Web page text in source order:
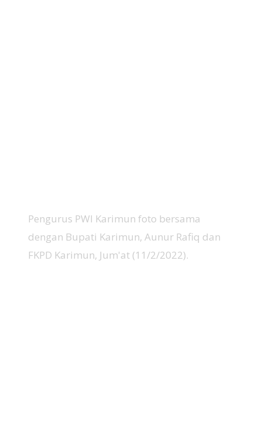
Pengurus PWI Karimun foto bersama
dengan Bupati Karimun, Aunur Rafiq dan
FKPD Karimun, Jum'at (11/2/2022).